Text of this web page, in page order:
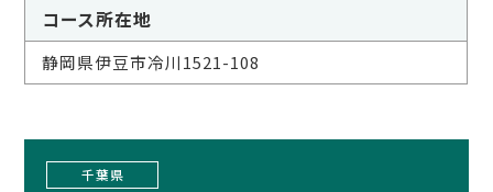
コース所在地
静岡県伊豆市冷川1521-108
千葉県